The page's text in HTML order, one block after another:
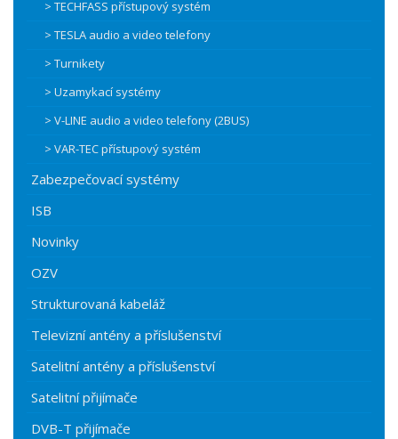
> TECHFASS přístupový systém
> TESLA audio a video telefony
> Turnikety
> Uzamykací systémy
> V-LINE audio a video telefony (2BUS)
> VAR-TEC přístupový systém
Zabezpečovací systémy
ISB
Novinky
OZV
Strukturovaná kabeláž
Televizní antény a příslušenství
Satelitní antény a příslušenství
Satelitní přijímače
DVB-T přijímače